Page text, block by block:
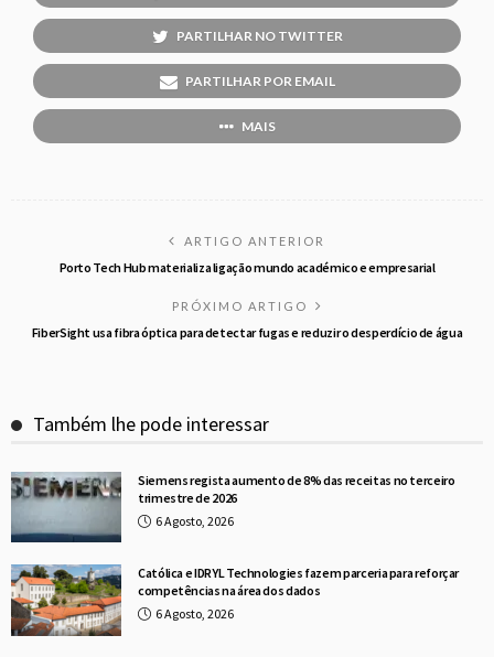
PARTILHAR NO TWITTER
PARTILHAR POR EMAIL
MAIS
ARTIGO ANTERIOR
Porto Tech Hub materializa ligação mundo académico e empresarial
PRÓXIMO ARTIGO
FiberSight usa fibra óptica para detectar fugas e reduzir o desperdício de água
Também lhe pode interessar
Siemens regista aumento de 8% das receitas no terceiro
trimestre de 2026
6 Agosto, 2026
Católica e IDRYL Technologies fazem parceria para reforçar
competências na área dos dados
6 Agosto, 2026